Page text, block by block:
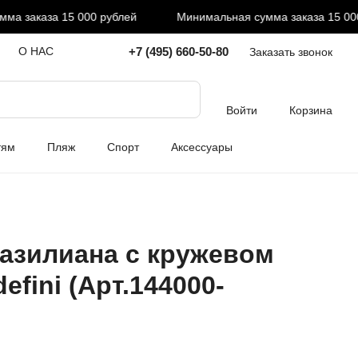
заказа 15 000 рублей Минимальная сумма заказа 15 000
О НАС +7 (495) 660-50-80 Заказать звонок
Войти Корзина
Пляж Спорт Аксессуары
с кружевом
(Арт.144000-